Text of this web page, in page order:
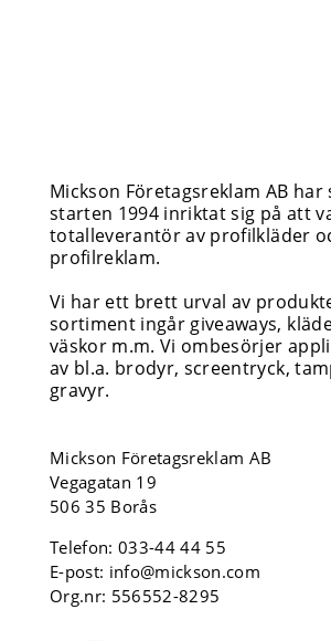
Mickson Företagsreklam AB har
starten 1994 inriktat sig på att
totalleverantör av profilkläder
profilreklam.
Vi har ett brett urval av
sortiment ingår giveaways,
väskor m.m. Vi ombesörjer
av bl.a. brodyr, screentryck,
gravyr.
Mickson Företagsreklam AB
Vegagatan 19
506 35 Borås
Telefon:033-44 44 55
E-post: info@mickson.com
Org.nr: 556552-8295